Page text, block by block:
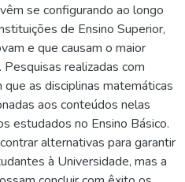
se configurando ao longo
de Ensino Superior,
e que causam o maior
realizadas com
as disciplinas matemáticas
aos conteúdos nelas
estudados no Ensino Básico.
alternativas para garantir
à Universidade, mas a